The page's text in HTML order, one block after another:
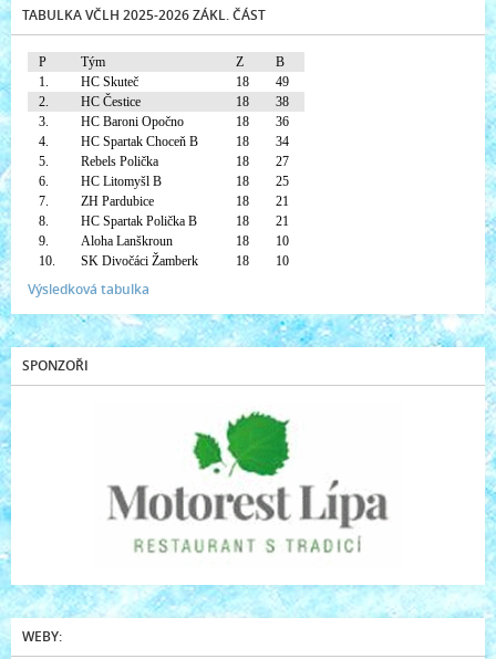
TABULKA VČLH 2025-2026 ZÁKL. ČÁST
P Tým Z
B
1.
HC Skuteč 18
49
2.
HC Čestice 18
38
3.
HC Baroni Opočno 18
36
4.
HC Spartak Choceň B 18
34
5.
Rebels Polička 18
27
6.
HC Litomyšl B 18
25
7.
ZH Pardubice 18
21
8.
HC Spartak Polička B 18
21
9.
Aloha Lanškroun 18
10
10.
SK Divočáci Žamberk 18 10
Výsledková tabulka
SPONZOŘI
WEBY: